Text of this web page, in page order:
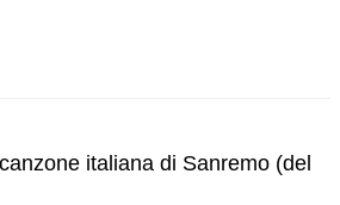
italiana di Sanremo (del